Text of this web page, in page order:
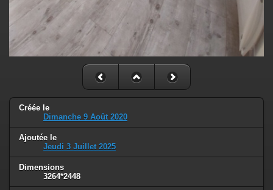
Créée le
Dimanche 9 Août 2020
Ajoutée le
Jeudi 3 Juillet 2025
Dimensions
3264*2448